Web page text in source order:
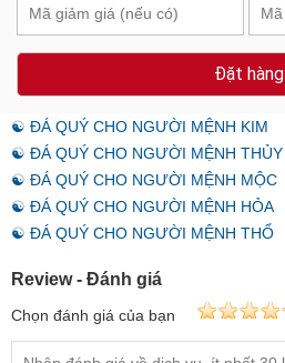
Đặt hàng
☯ ĐÁ QUÝ CHO NGƯỜI MỆNH KIM
☯ ĐÁ QUÝ CHO NGƯỜI MỆNH THỦY
☯ ĐÁ QUÝ CHO NGƯỜI MỆNH MỘC
☯ ĐÁ QUÝ CHO NGƯỜI MỆNH HỎA
☯ ĐÁ QUÝ CHO NGƯỜI MỆNH THỔ
Review - Đánh giá
Chọn đánh giá của bạn